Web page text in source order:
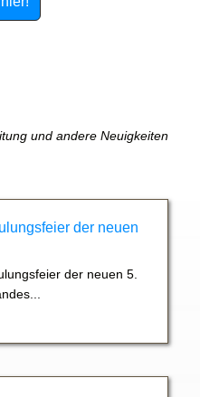
und andere Neuigkeiten
der neuen
der neuen 5.